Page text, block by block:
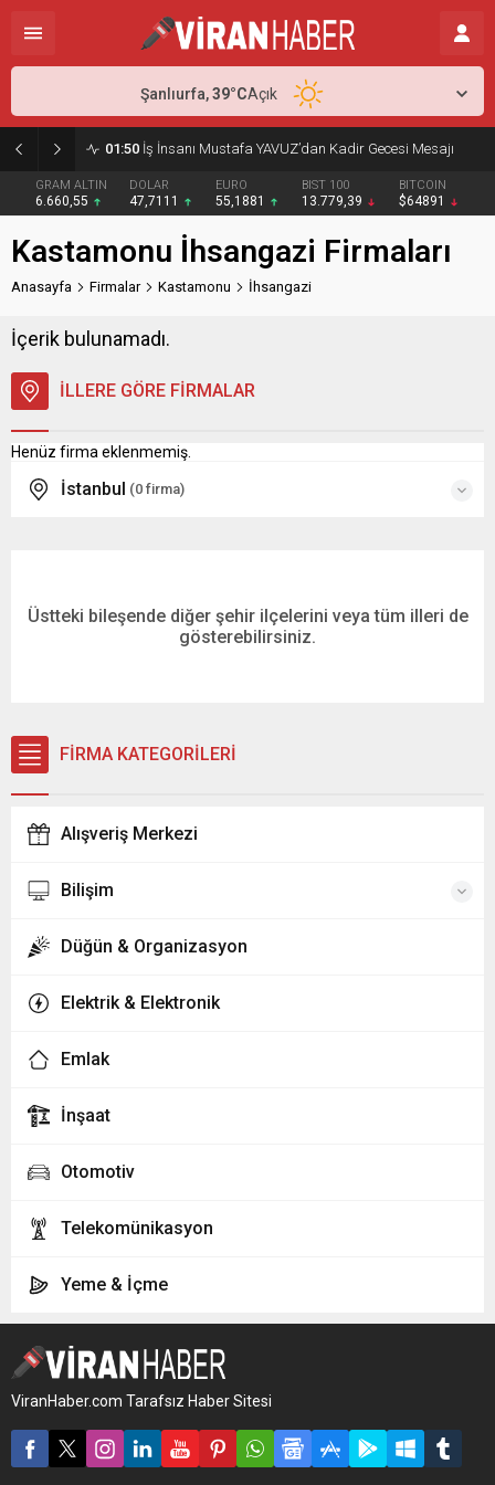
01:50 İş İnsanı Mustafa YAVUZ’dan Kadir Gecesi Mesajı
GRAM ALTIN
6.660,55
DOLAR
47,7111
EURO
55,1881
BIST 100
13.779,39
BITCOIN
$64891
Şanlıurfa,39°CAçık
Kastamonu İhsangazi Firmaları
Anasayfa Firmalar Kastamonu İhsangazi
İçerik bulunamadı.
İLLERE GÖRE FİRMALAR
Henüz firma eklenmemiş.
İstanbul (0 firma)
Üstteki bileşende diğer şehir ilçelerini veya tüm illeri de
gösterebilirsiniz.
FİRMA KATEGORİLERİ
Alışveriş Merkezi
Bilişim
Düğün & Organizasyon
Elektrik & Elektronik
Emlak
İnşaat
Otomotiv
Telekomünikasyon
Yeme & İçme
ViranHaber.com Tarafsız Haber Sitesi